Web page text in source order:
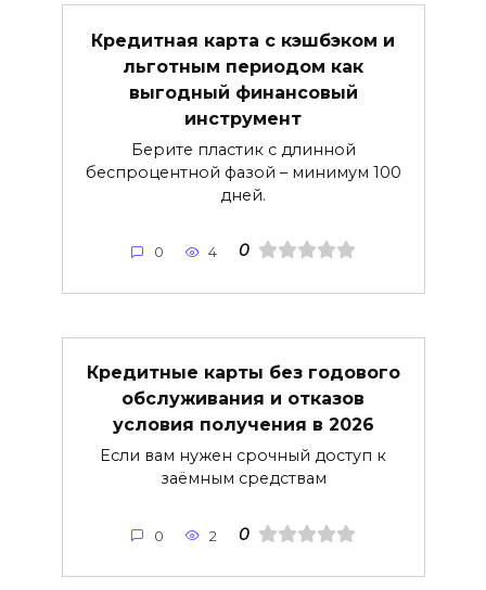
Кредитная карта с кэшбэком и
льготным периодом как
выгодный финансовый
инструмент
Берите пластик с длинной
беспроцентной фазой – минимум 100
дней.
0 4 0
Кредитные карты без годового
обслуживания и отказов
условия получения в 2026
Если вам нужен срочный доступ к
заёмным средствам
0 2 0